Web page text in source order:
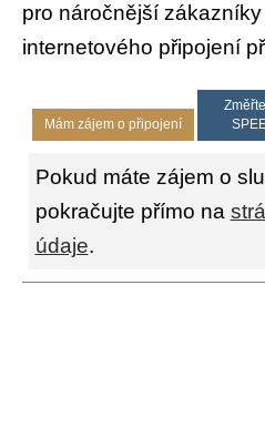
pro náročnější
internetového připojení
Mám zájem o připojení
Pokud máte zájem o
pokračujte přímo na
údaje.